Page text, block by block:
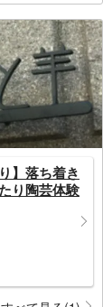
】落ち着き
り陶芸体験